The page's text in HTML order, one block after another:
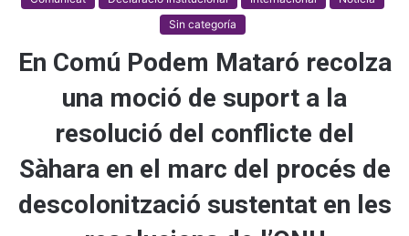
Sin categoría
En Comú Podem Mataró recolza
una moció de suport a la
resolució del conflicte del
Sàhara en el marc del procés de
descolonització sustentat en les